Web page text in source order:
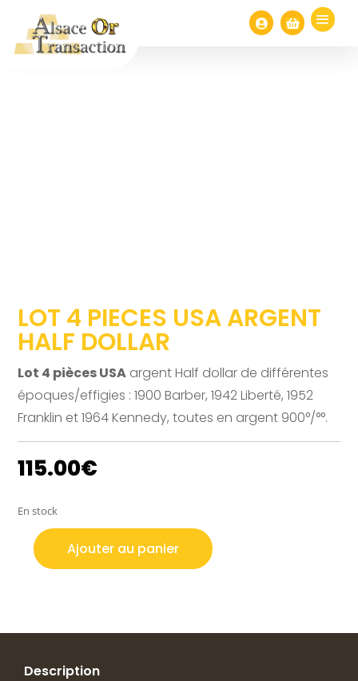
 
LOT 4 PIECES USA ARGENT
HALF DOLLAR
Lot 4 pièces USA argent Half dollar de différentes
époques/effigies : 1900 Barber, 1942 Liberté, 1952
Franklin et 1964 Kennedy, toutes en argent 900°/°°.
115.00€
En stock
quantité
ARGENT
Ajouter au panier
Description